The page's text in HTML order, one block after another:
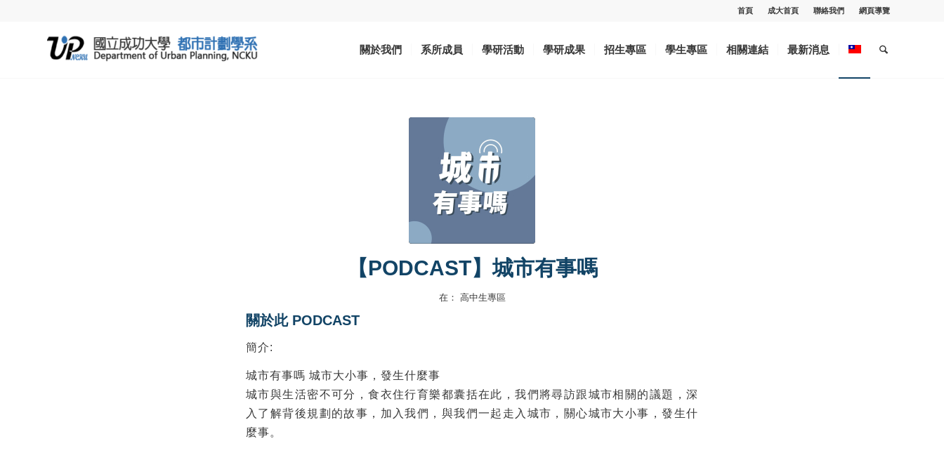
首頁 成大首頁 聯絡我們 網頁導覽
關於我們 系所成員 學研活動 學研成果 招生專區 學生專區 相關連結 最新消息
【PODCAST】城市有事嗎
在： 高中生專區
關於此 PODCAST
簡介:
城市有事嗎 城市大小事，發生什麼事
城市與生活密不可分，食衣住行育樂都囊括在此，我們將尋訪跟城市相關的議題，深
入了解背後規劃的故事，加入我們，與我們一起走入城市，關心城市大小事，發生什
麼事。